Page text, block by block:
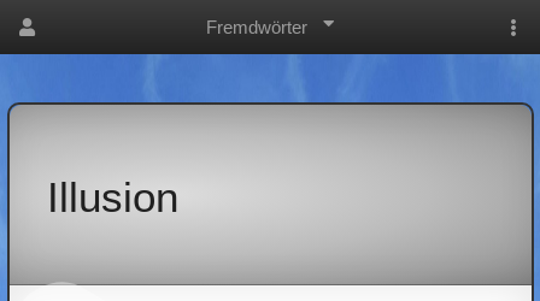
Fremdwörter
Illusion